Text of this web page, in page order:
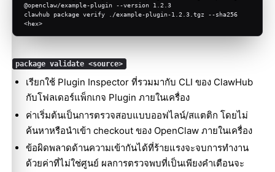
@openclaw/example-plugin --version 1.2.3
clawhub package verify ./example-plugin-1.2.3.tgz --sha256
<hex>
package validate <source>
เรียกใช้ Plugin Inspector ที่รวมมากับ CLI ของ ClawHub
กับโฟลเดอร์แพ็กเกจ Plugin ภายในเครื่อง
ค่าเริ่มต้นเป็นการตรวจสอบแบบออฟไลน์/สแตติก โดยไม่
ค้นหาหรือนำเข้า checkout ของ OpenClaw ภายในเครื่อง
ข้อผิดพลาดด้านความเข้ากันได้ที่ร้ายแรงจะจบการทำงาน
ด้วยค่าที่ไม่ใช่ศูนย์ ผลการตรวจพบที่เป็นเพียงคำเตือนจะ